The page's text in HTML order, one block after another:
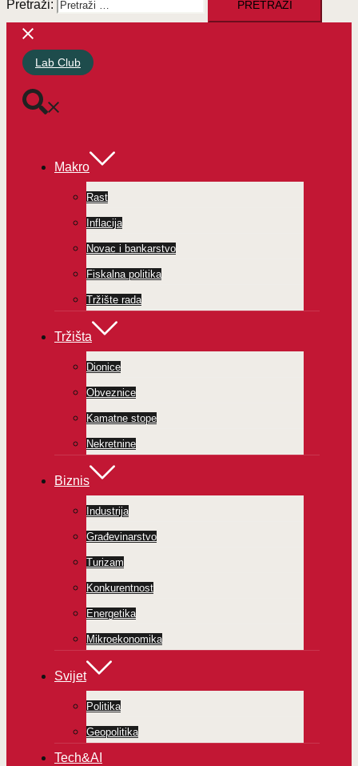
Pretraži:
Lab Club
Makro
Rast
Inflacija
Novac i bankarstvo
Fiskalna politika
Tržište rada
Tržišta
Dionice
Obveznice
Kamatne stope
Nekretnine
Biznis
Industrija
Građevinarstvo
Turizam
Konkurentnost
Energetika
Mikroekonomika
Svijet
Politika
Geopolitika
Tech&AI